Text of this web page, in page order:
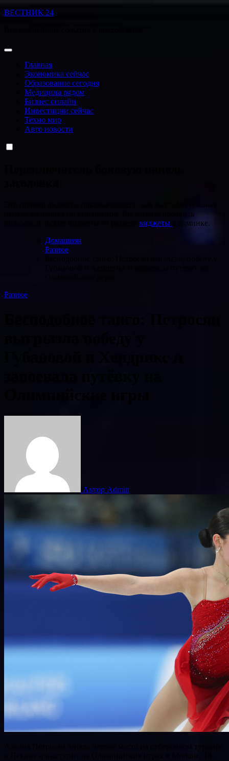
Перейти
ВЕСТНИК 24
Главная
Экономика сейчас
Образование сегодня
Медицина рядом
Бизнес онлайн
Инвестиции сейчас
Техно мир
Авто новости
панель заголовка по умолчанию. Вы можете добавить
виджеты
в админке.
Домашняя
Разное
Разное
Автор Admin